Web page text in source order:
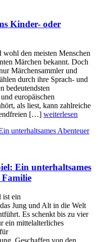
Kinder- oder
den meisten Menschen
Märchen bekannt. Doch
Märchensammler und
durch ihre Sprach- und
bedeutendsten
europäischen
als liest, kann zahlreiche
[…] weiterlesen
Ein unterhaltsames
Familie
ist ein
Jung und Alt in die Welt
Es schenkt bis zu vier
ein mittelalterliches
Geschaffen von den